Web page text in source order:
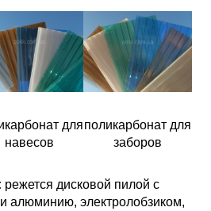
для
навесов
поликарбонат для
заборов
режется дисковой пилой с
алюминию, электролобзиком,